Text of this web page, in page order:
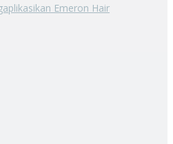
Emeron Hair